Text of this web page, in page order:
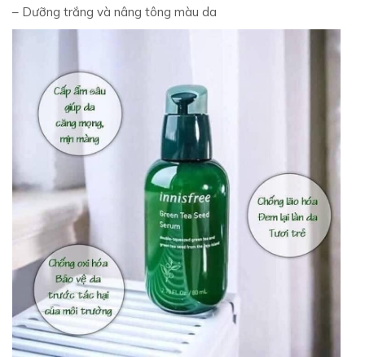
– Dưỡng trắng và nâng tông màu da